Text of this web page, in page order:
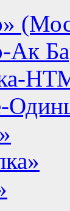
Ак